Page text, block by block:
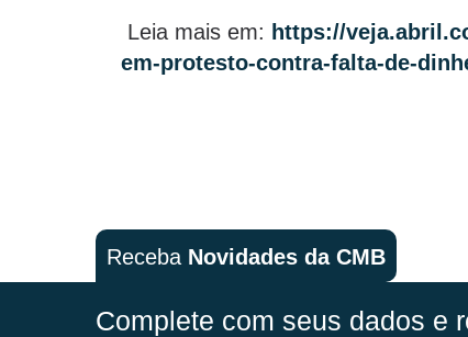
Leia mais em: https://
em-protesto-contra-falta-de-
Receba Novidades da CMB
Complete com seus dados e